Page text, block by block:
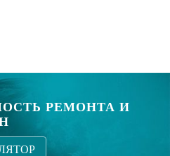
РЕМОНТА И